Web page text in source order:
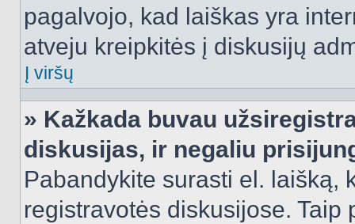
pagalvojo, kad laiškas yra
atveju kreipkitės į diskusijų
Į viršų
» Kažkada buvau
diskusijas, ir negaliu
Pabandykite surasti el. laišką,
registravotės diskusijose.